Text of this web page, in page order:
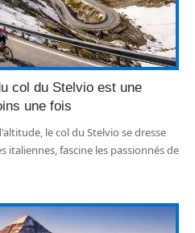
col du Stelvio est une
une fois
le col du Stelvio se dresse
italiennes, fascine les passionnés de